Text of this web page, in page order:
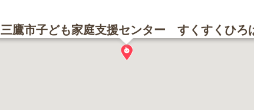
三鷹市子ども家庭支援センター すくすくひろ